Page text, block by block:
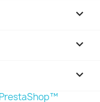


keyboard_arrow_down